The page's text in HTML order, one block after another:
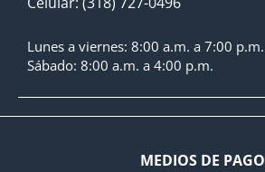
Lunes a viernes: 8:00 a.m. a 7:00 p.m.
Sábado: 8:00 a.m. a 4:00 p.m.
MEDIOS DE PAGO